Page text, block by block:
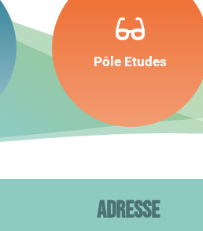
Pôle Etudes
Observer
Analyser
Anticiper
ADRESSE